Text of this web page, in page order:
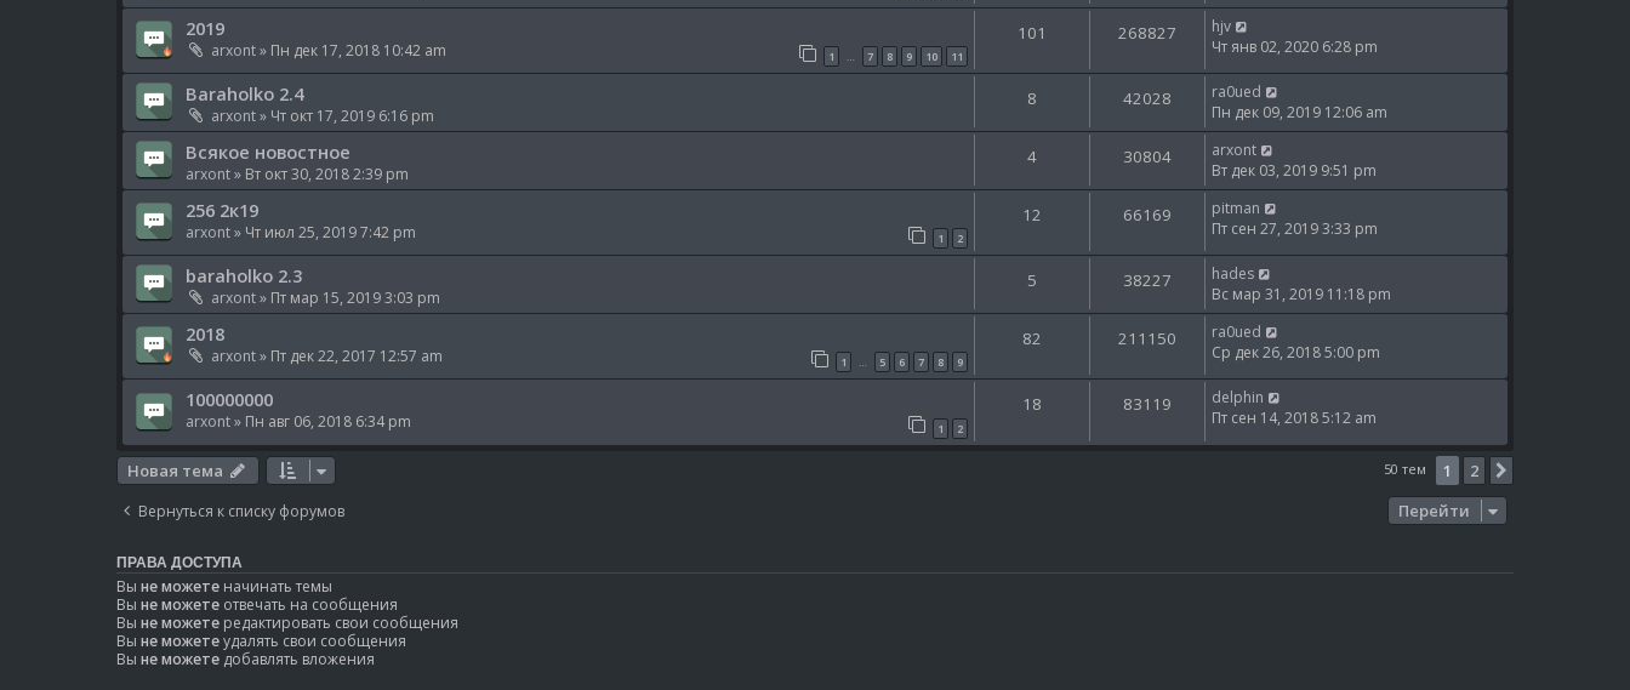
2019
arxont» Пн дек 17, 2018 10:42 am 1 … 7 8 9 10 11
101 268827
hjv
Чт янв 02, 2020 6:28 pm
Baraholko 2.4
arxont» Чт окт 17, 2019 6:16 pm
8 42028
ra0ued
Пн дек 09, 2019 12:06 am
Всякое новостное
arxont» Вт окт 30, 2018 2:39 pm
4 30804
arxont
Вт дек 03, 2019 9:51 pm
256 2к19
arxont» Чт июл 25, 2019 7:42 pm 1 2
12 66169
pitman
Пт сен 27, 2019 3:33 pm
baraholko 2.3
arxont» Пт мар 15, 2019 3:03 pm
5 38227
hades
Вс мар 31, 2019 11:18 pm
2018
arxont» Пт дек 22, 2017 12:57 am 1 … 5 6 7 8 9
82 211150
ra0ued
Ср дек 26, 2018 5:00 pm
100000000
arxont» Пн авг 06, 2018 6:34 pm 1 2
18 83119
delphin
Пт сен 14, 2018 5:12 am
Новая тема 50 тем 1 2
Вернуться к списку форумов Перейти
ПРАВА ДОСТУПА
Вы не можете начинать темы
Вы не можете отвечать на сообщения
Вы не можете редактировать свои сообщения
Вы не можетеудалять свои сообщения
Вы не можете добавлять вложения